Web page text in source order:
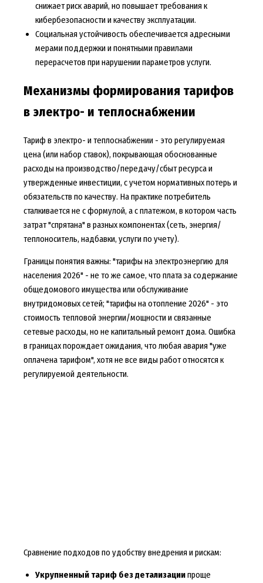
снижает риск аварий, но повышает требования к
кибербезопасности и качеству эксплуатации.
Социальная устойчивость обеспечивается адресными
мерами поддержки и понятными правилами
перерасчетов при нарушении параметров услуги.
Механизмы формирования тарифов
в электро- и теплоснабжении
Тариф в электро- и теплоснабжении - это регулируемая
цена (или набор ставок), покрывающая обоснованные
расходы на производство/передачу/сбыт ресурса и
утвержденные инвестиции, с учетом нормативных потерь и
обязательств по качеству. На практике потребитель
сталкивается не с формулой, а с платежом, в котором часть
затрат "спрятана" в разных компонентах (сеть, энергия/
теплоноситель, надбавки, услуги по учету).
Границы понятия важны: "тарифы на электроэнергию для
населения 2026" - не то же самое, что плата за содержание
общедомового имущества или обслуживание
внутридомовых сетей; "тарифы на отопление 2026" - это
стоимость тепловой энергии/мощности и связанные
сетевые расходы, но не капитальный ремонт дома. Ошибка
в границах порождает ожидания, что любая авария "уже
оплачена тарифом", хотя не все виды работ относятся к
регулируемой деятельности.
Сравнение подходов по удобству внедрения и рискам:
Укрупненный тариф без детализациипроще